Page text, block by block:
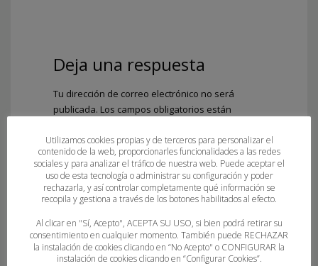
Deja una respuesta
Tu dirección de correo electrónico no será
publicada. Los campos obligatorios están
Comentario*
Utilizamos cookies propias y de terceros para personalizar el
contenido de la web, proporcionarles funcionalidades a las redes
sociales y para analizar el tráfico de nuestra web. Puede aceptar el
uso de esta tecnología o administrar su configuración y poder
rechazarla, y así controlar completamente qué información se
recopila y gestiona a través de los botones habilitados al efecto.
Al clicar en "Sí, Acepto", ACEPTA SU USO, si bien podrá retirar su
consentimiento en cualquier momento. También puede RECHAZAR
la instalación de cookies clicando en “No Acepto" o CONFIGURAR la
instalación de cookies clicando en “Configurar Cookies”.